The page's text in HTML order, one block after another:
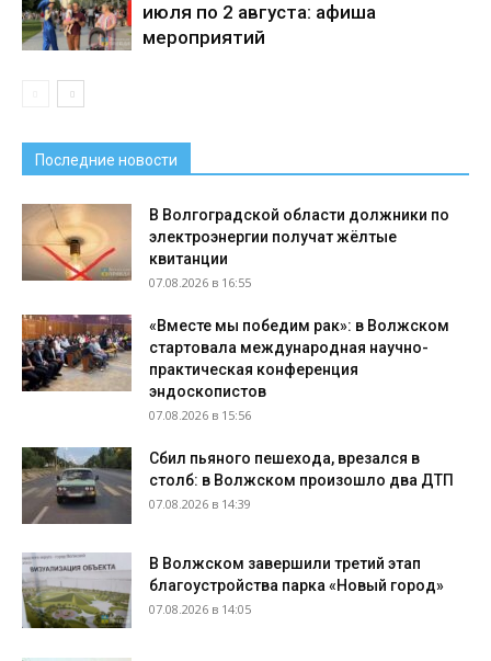
июля по 2 августа: афиша
мероприятий
Последние новости
В Волгоградской области должники по
электроэнергии получат жёлтые
квитанции
07.08.2026 в 16:55
«Вместе мы победим рак»: в Волжском
стартовала международная научно-
практическая конференция
эндоскопистов
07.08.2026 в 15:56
Сбил пьяного пешехода, врезался в
столб: в Волжском произошло два ДТП
07.08.2026 в 14:39
В Волжском завершили третий этап
благоустройства парка «Новый город»
07.08.2026 в 14:05